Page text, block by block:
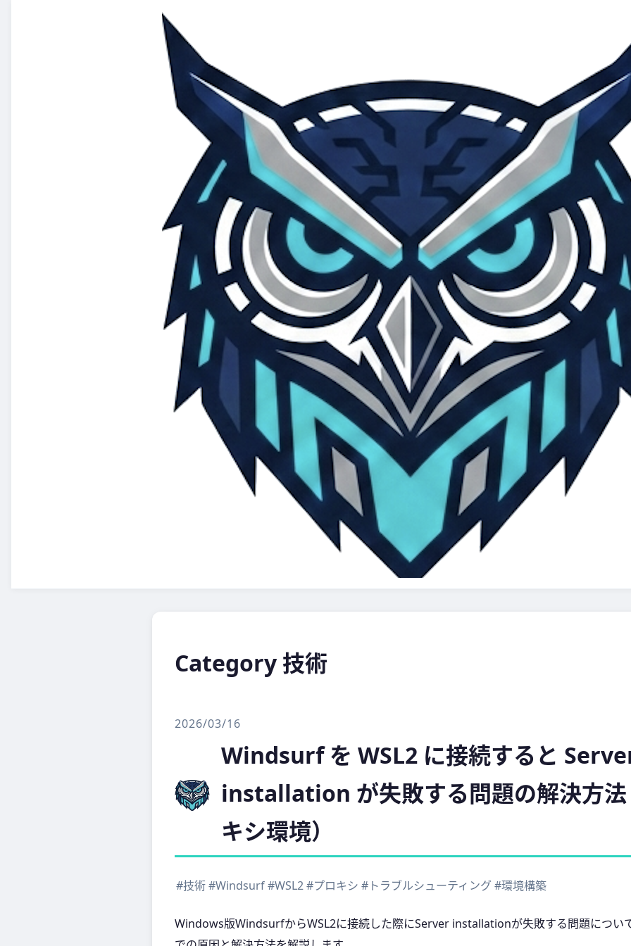
Category 技術
2026/03/16
Windsurf を WSL2 に接続すると
installation が失敗する問題の解決方法
キシ環境）
#技術#Windsurf#WSL2#プロキシ #トラブルシューティング #環境構築
Windows版WindsurfからWSL2に接続した際にServer installationが失敗する問題につい